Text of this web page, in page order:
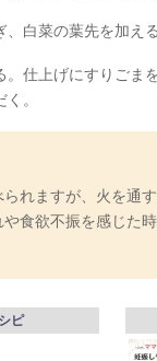
白菜の葉先を加える
。仕上げにすりごま
。
れますが、火を通
食欲不振を感じた
ピ